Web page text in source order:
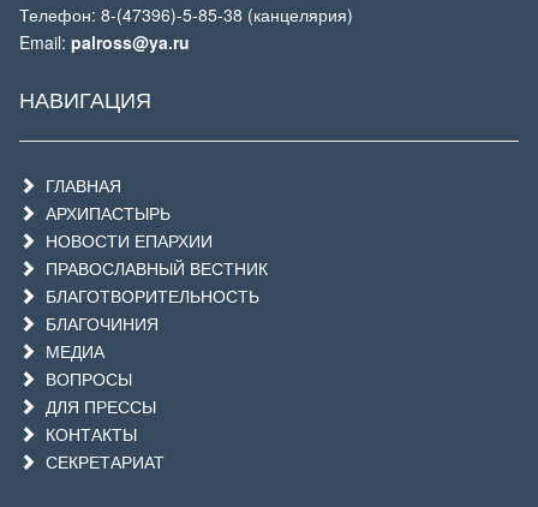
Телефон: 8-(47396)-5-85-38 (канцелярия)
Email: palross@ya.ru
НАВИГАЦИЯ
ГЛАВНАЯ
АРХИПАСТЫРЬ
НОВОСТИ ЕПАРХИИ
ПРАВОСЛАВНЫЙ ВЕСТНИК
БЛАГОТВОРИТЕЛЬНОСТЬ
БЛАГОЧИНИЯ
МЕДИА
ВОПРОСЫ
ДЛЯ ПРЕССЫ
КОНТАКТЫ
СЕКРЕТАРИАТ